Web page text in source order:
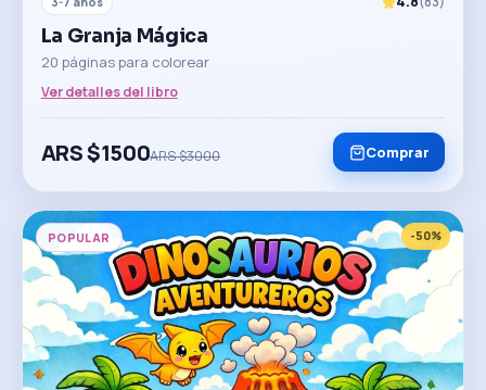
La Granja Mágica
20 páginas para colorear
Ver detalles del libro
ARS $1500ARS $3000 Comprar
POPULAR -50%